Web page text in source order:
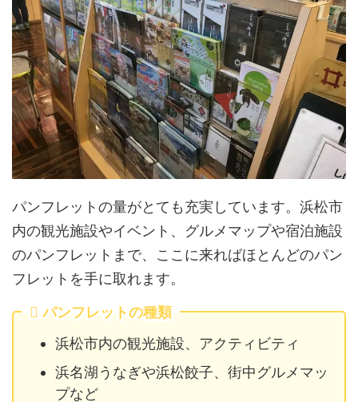
パンフレットの量がとても充実しています。浜松市
内の観光施設やイベント、グルメマップや宿泊施設
のパンフレットまで、ここに来ればほとんどのパン
フレットを手に取れます。
パンフレットの種類
浜松市内の観光施設、アクティビティ
浜名湖うなぎや浜松餃子、街中グルメマッ
プなど